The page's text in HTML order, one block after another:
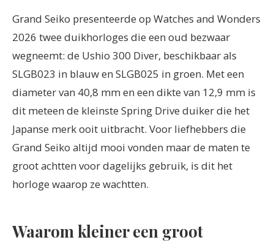
Grand Seiko presenteerde op Watches and Wonders
2026 twee duikhorloges die een oud bezwaar
wegneemt: de Ushio 300 Diver, beschikbaar als
SLGB023 in blauw en SLGB025 in groen. Met een
diameter van 40,8 mm en een dikte van 12,9 mm is
dit meteen de kleinste Spring Drive duiker die het
Japanse merk ooit uitbracht. Voor liefhebbers die
Grand Seiko altijd mooi vonden maar de maten te
groot achtten voor dagelijks gebruik, is dit het
horloge waarop ze wachtten.
Waarom kleiner een groot